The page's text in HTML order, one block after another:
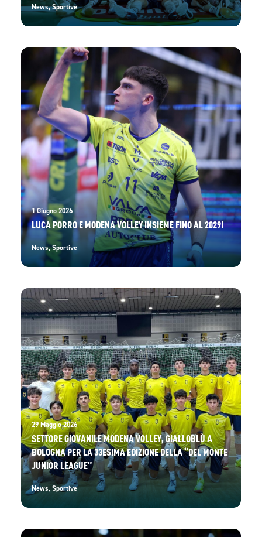
News,Sportive
1 Giugno 2026
LUCA PORRO E MODENA VOLLEY INSIEME FINO AL 2029!
News,Sportive
29 Maggio 2026
SETTORE GIOVANILE MODENA VOLLEY, GIALLOBLÙ A
BOLOGNA PER LA 33ESIMA EDIZIONE DELLA “DEL MONTE
JUNIOR LEAGUE”
News,Sportive